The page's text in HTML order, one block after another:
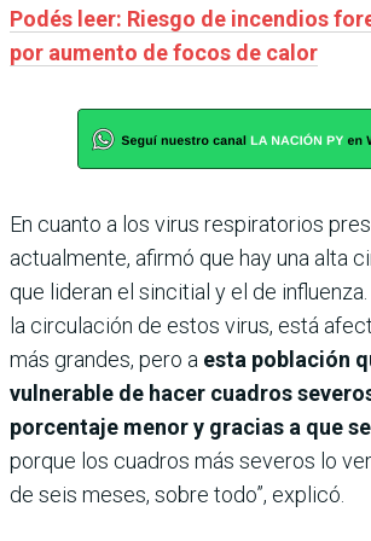
Podés leer: Riesgo de incendios
por aumento de focos de calor
En cuanto a los virus respiratorios
actualmente, afirmó que hay una alta
que lideran el sincitial y el de
la circulación de estos virus, está
más grandes, pero a esta población
vulnerable de hacer cuadros
porcentaje menor y gracias a que
porque los cuadros más severos lo
de seis meses, sobre todo”, explicó.